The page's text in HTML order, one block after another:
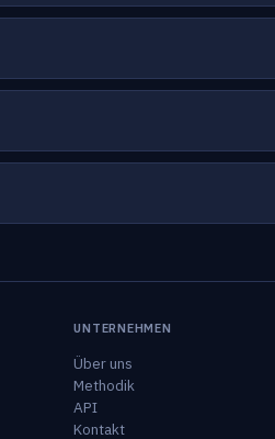
UNTERNEHMEN
Über uns
Methodik
API
Kontakt